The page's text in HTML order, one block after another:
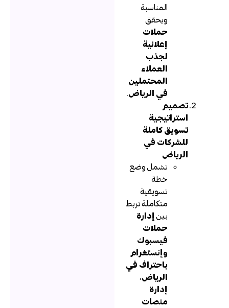
المناسبة
ويحقق
حملات
إعلانية
لجذب
العملاء
المحتملين
في الرياض.
تصميم
استراتيجية
تسويق كاملة
للشركات في
الرياض
تشمل وضع
تسويقية
متكاملة تربط
إدارة
حملات
فيسبوك
وإنستغرام
باحتراف في
الرياض،
منصات